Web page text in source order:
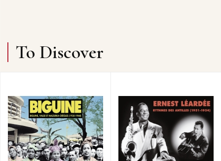
To Discover